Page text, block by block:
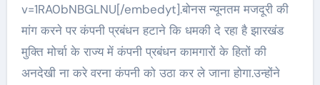
v=1RA0bNBGLNU[/embedyt].बोनस न्यूनतम मजदूरी की
मांग करने पर कंपनी प्रबंधन हटाने कि धमकी दे रहा है झारखंड
मुक्ति मोर्चा के राज्य में कंपनी प्रबंधन कामगारों के हितों की
अनदेखी ना करे वरना कंपनी को उठा कर ले जाना होगा.उन्होंने